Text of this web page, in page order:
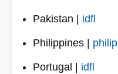
Pakistan | idfl
Philippines |
Portugal | idfl